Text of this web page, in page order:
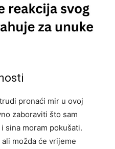
pronaći mir u ovoj
zaboraviti što sam
sina moram pokušati.
možda će vrijeme